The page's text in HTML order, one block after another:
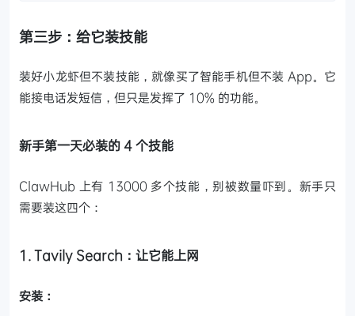
第三步：给它装技能
装好小龙虾但不装技能，就像买了智能手机但不装 App。它
能接电话发短信，但只是发挥了 10% 的功能。
新手第一天必装的 4 个技能
ClawHub 上有 13000 多个技能，别被数量吓到。新手只
需要装这四个：
1. Tavily Search：让它能上网
安装：